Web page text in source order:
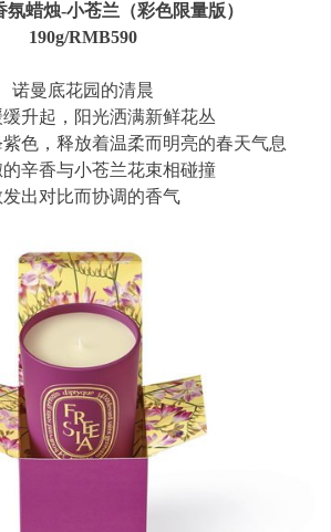
氛蜡烛-小苍兰（彩色限量版）
190g/RMB590
诺曼底花园的清晨
缓升起，阳光洒满新鲜花丛
色，释放着温柔而明亮的春天气息
辛香与小苍兰花束相碰撞
发出对比而协调的香气